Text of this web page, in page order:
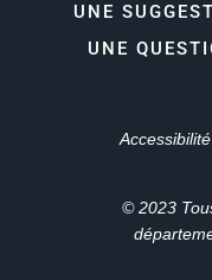
UNE
UNE
© 2023